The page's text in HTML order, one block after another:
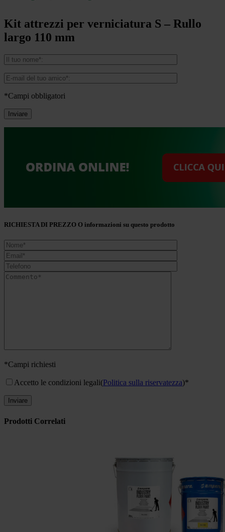
Kit attrezzi per verniciatura S – Rullo
largo 110 mm
*Campi obbligatori
RICHIESTA DI PREZZO O informazioni su questo prodotto
*Campi richiesti
Accetto le condizioni legali(Politica sulla riservatezza)*
Prodotti Correlati